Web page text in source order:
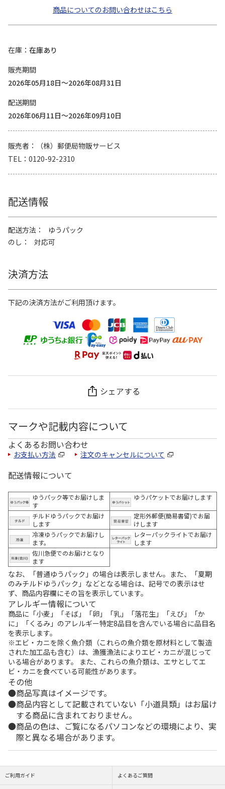
商品についてのお問い合わせはこちら
在庫
在庫あり
販売期間
2026年05月18日～2026年08月31日
配送期間
2026年06月11日～2026年09月10日
販売者
（株）郵便局物販サービス
TEL
0120-92-2310
配送情報
配送方法
ゆうパック
のし
対応可
決済方法
下記の決済方法がご利用頂けます。
シェアする
マークや記載内容について
よくあるお問い合わせ
お支払い方法 注文のキャンセルについて
配送情報について
ゆうパック等でお届けしま
す
ゆうパケットでお届けします
チルドゆうパックでお届け
します
定形外郵便(簡易書留)でお届
けします
冷凍ゆうパックでお届けし
ます。
レターパックライトでお届け
します
佐川急便でのお届けとなり
ます
なお、「普通ゆうパック」の場合は表示しません。また、「夏期
のみチルドゆうパック」などとなる場合は、記号での表示はせ
ず、商品内容欄にその旨を表示しています。
アレルギー情報について
商品に「小麦」「そば」「卵」「乳」「落花生」「えび」「か
に」「くるみ」のアレルギー特定8品目を含んでいる場合に品目名
を表示します。
※エビ・カニを除く魚介類（これらの魚介類を原材料として製造
された加工品も含む）は、漁獲漁法によりエビ・カニが混じって
いる場合があります。 また、これらの魚介類は、エサとしてエ
ビ・カニを食べている可能性があります。
その他
商品写真はイメージです。
商品内容として記載されていない「小道具類」はお届け
する商品に含まれておりません。
商品の色は、ご覧になるパソコンなどの環境により、実
際と異なる場合があります。
ご利用ガイド よくあるご質問